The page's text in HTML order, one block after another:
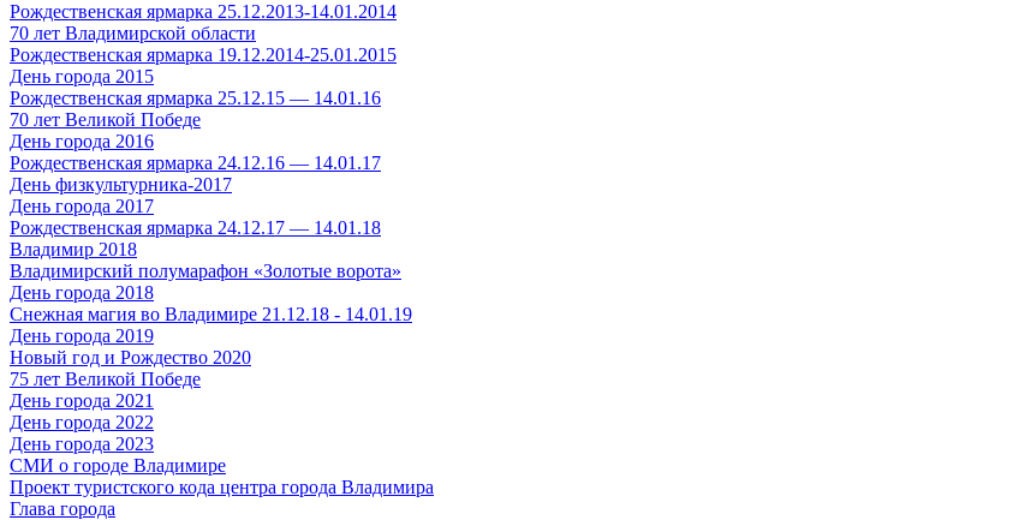
Рождественская ярмарка 25.12.2013-14.01.2014
70 лет Владимирской области
Рождественская ярмарка 19.12.2014-25.01.2015
День города 2015
Рождественская ярмарка 25.12.15 — 14.01.16
70 лет Великой Победе
День города 2016
Рождественская ярмарка 24.12.16 — 14.01.17
День физкультурника-2017
День города 2017
Рождественская ярмарка 24.12.17 — 14.01.18
Владимир 2018
Владимирский полумарафон «Золотые ворота»
День города 2018
Снежная магия во Владимире 21.12.18 - 14.01.19
День города 2019
Новый год и Рождество 2020
75 лет Великой Победе
День города 2021
День города 2022
День города 2023
СМИ о городе Владимире
Проект туристского кода центра города Владимира
Глава города